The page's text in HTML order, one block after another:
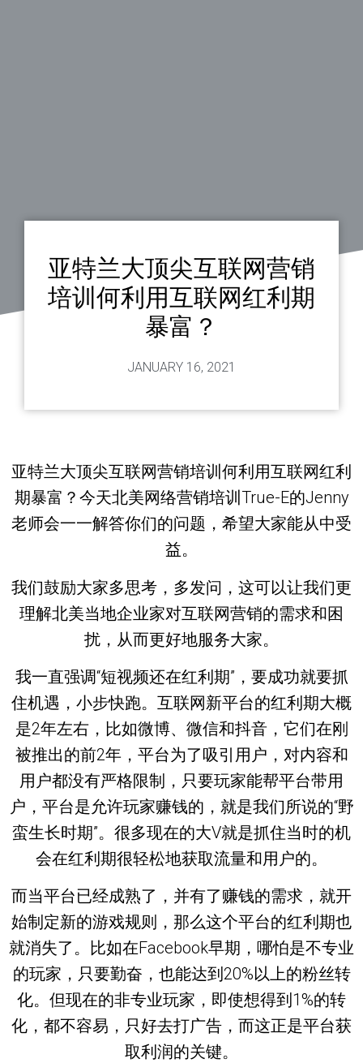
亚特兰大顶尖互联网营销
培训何利用互联网红利期
暴富？
JANUARY 16, 2021
亚特兰大顶尖互联网营销培训何利用互联网红利
期暴富？今天北美网络营销培训True-E的Jenny
老师会一一解答你们的问题，希望大家能从中受
益。
我们鼓励大家多思考，多发问，这可以让我们更
理解北美当地企业家对互联网营销的需求和困
扰，从而更好地服务大家。
我一直强调“短视频还在红利期”，要成功就要抓
住机遇，小步快跑。互联网新平台的红利期大概
是2年左右，比如微博、微信和抖音，它们在刚
被推出的前2年，平台为了吸引用户，对内容和
用户都没有严格限制，只要玩家能帮平台带用
户，平台是允许玩家赚钱的，就是我们所说的“野
蛮生长时期”。很多现在的大V就是抓住当时的机
会在红利期很轻松地获取流量和用户的。
而当平台已经成熟了，并有了赚钱的需求，就开
始制定新的游戏规则，那么这个平台的红利期也
就消失了。比如在Facebook早期，哪怕是不专业
的玩家，只要勤奋，也能达到20%以上的粉丝转
化。但现在的非专业玩家，即使想得到1%的转
化，都不容易，只好去打广告，而这正是平台获
取利润的关键。